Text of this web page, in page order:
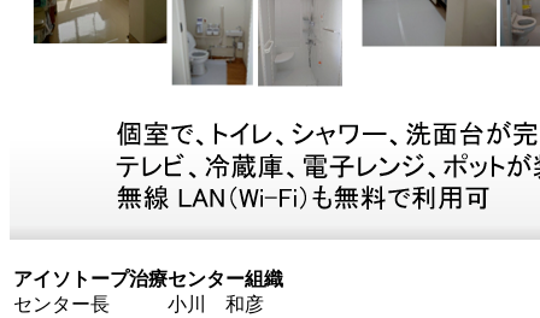
アイソトープ治療センター組織
センター長 小川 和彦